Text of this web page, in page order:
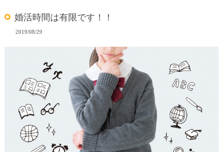
婚活時間は有限です！！
2019/08/29